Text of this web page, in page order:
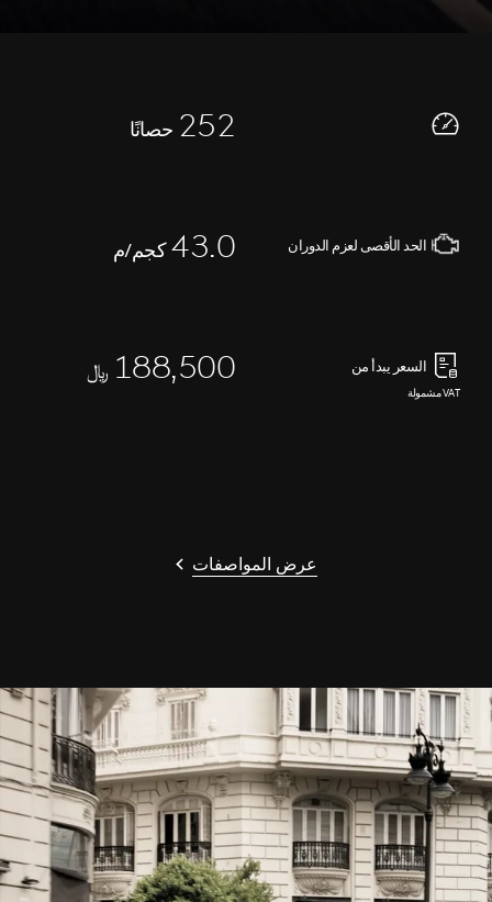
252 حصانًا
الحد الأقصى لعزم الدوران 43.0 كجم/م
السعر يبدأ من 188,500 ﷼
VAT مشمولة
عرض المواصفات